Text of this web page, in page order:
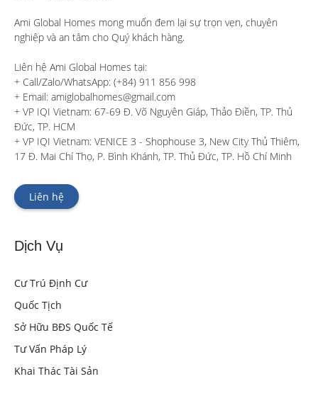
Ami Global Homes mong muốn đem lại sự trọn vẹn, chuyên
nghiệp và an tâm cho Quý khách hàng.
Liên hệ Ami Global Homes tại:
+ Call/Zalo/WhatsApp: (+84) 911 856 998
+ Email: amiglobalhomes@gmail.com
+ VP IQI Vietnam: 67-69 Đ. Võ Nguyên Giáp, Thảo Điền, TP. Thủ
Đức, TP. HCM
+ VP IQI Vietnam: VENICE 3 - Shophouse 3, New City Thủ Thiêm,
17 Đ. Mai Chí Thọ, P. Bình Khánh, TP. Thủ Đức, TP. Hồ Chí Minh
Liên hệ
Dịch Vụ
Cư Trú Định Cư
Quốc Tịch
Sở Hữu BĐS Quốc Tế
Tư Vấn Pháp Lý
Khai Thác Tài Sản